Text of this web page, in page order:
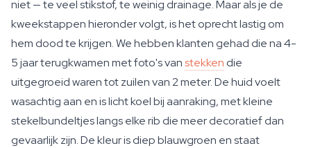
niet — te veel stikstof, te weinig drainage. Maar als je de
kweekstappen hieronder volgt, is het oprecht lastig om
hem dood te krijgen. We hebben klanten gehad die na 4-
5 jaar terugkwamen met foto's vanstekken die
uitgegroeid waren tot zuilen van 2 meter. De huid voelt
wasachtig aan en is licht koel bij aanraking, met kleine
stekelbundeltjes langs elke rib die meer decoratief dan
gevaarlijk zijn. De kleur is diep blauwgroen en staat